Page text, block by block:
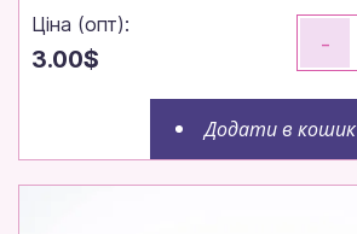
Ціна (опт):
3.00$
-
Додати в кошик